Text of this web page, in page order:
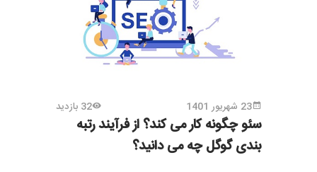
23 شهریور 1401 32 بازدید
سئو چگونه کار می کند؟ از فرآیند رتبه
بندی گوگل چه می دانید؟